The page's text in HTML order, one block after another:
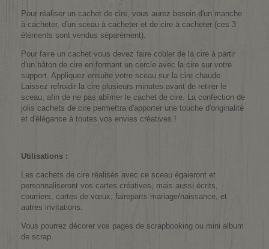
Pour réaliser un cachet de cire, vous aurez besoin d'un manche
à cacheter, d'un sceau à cacheter et de cire à cacheter (ces 3
éléments sont vendus séparément).
Pour faire un cachet vous devez faire couler de la cire à partir
d'un bâton de cire en formant un cercle avec la cire sur votre
support. Appliquez ensuite votre sceau sur la cire chaude.
Laissez refroidir la cire plusieurs minutes avant de retirer le
sceau, afin de ne pas abîmer le cachet de cire. La confection de
jolis cachets de cire permettra d'apporter une touche d'originalité
et d'élégance à toutes vos envies créatives !
Utilisations :
Les cachets de cire réalisés avec ce sceau égaieront et
personnaliseront vos cartes créatives, mais aussi écrits,
courriers, cartes de vœux, faireparts mariage/naissance, et
autres invitations.
Vous pourrez décorer vos pages de scrapbooking ou mini album
de scrap.